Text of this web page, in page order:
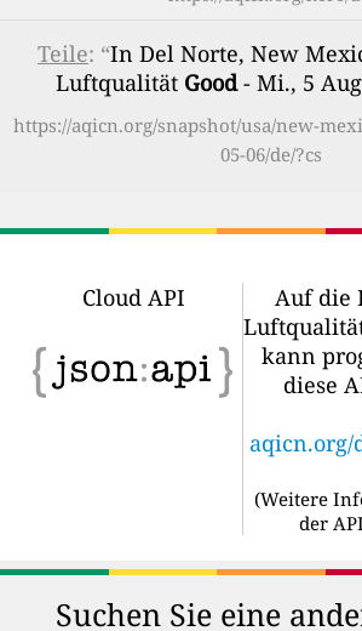
Teile: “In Del Norte, New
Luftqualität Good- Mi., 5
https://aqicn.org/snapshot/usa/new-
05-06/de/?cs
Cloud API
Auf die
kann
diese
aqicn.org/
(Weitere
der
Suchen Sie eine